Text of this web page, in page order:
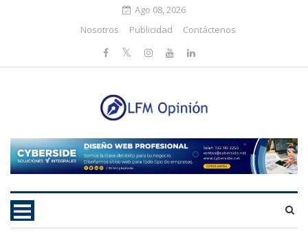
Ago 08, 2026
Nosotros
Publicidad Contáctenos